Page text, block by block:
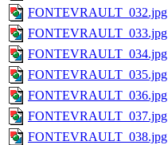
FONTEVRAULT_032.jpg
FONTEVRAULT_033.jpg
FONTEVRAULT_034.jpg
FONTEVRAULT_035.jpg
FONTEVRAULT_036.jpg
FONTEVRAULT_037.jpg
FONTEVRAULT_038.jpg